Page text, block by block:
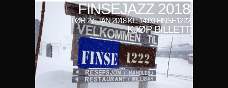
FINSEJAZZ 2018
LØR 27. JAN 2018 KL: 14:00 FINSE1222
KJØP BILLETT